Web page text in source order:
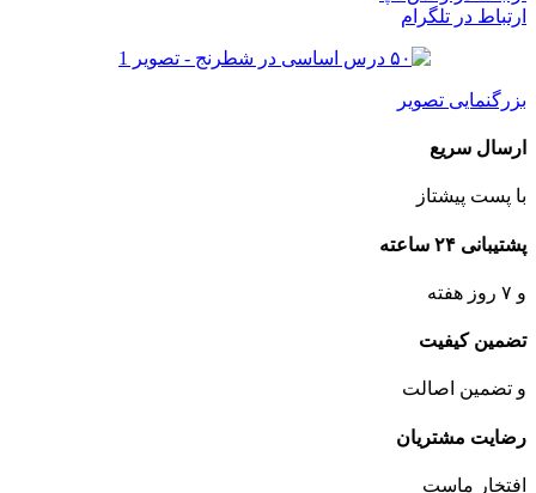
ارتباط در تلگرام
بزرگنمایی تصویر
ارسال سریع
با پست پیشتاز
پشتیبانی ۲۴ ساعته
و ۷ روز هفته
تضمین کیفیت
و تضمین اصالت
رضایت مشتریان
افتخار ماست